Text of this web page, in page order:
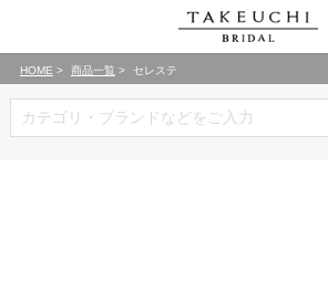
HOME 商品一覧 セレステ